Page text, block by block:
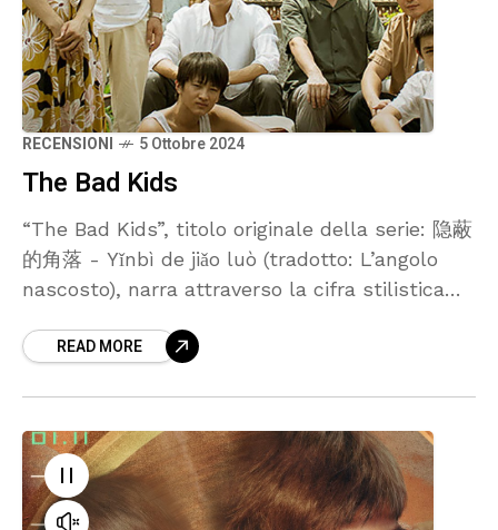
RECENSIONI 5 Ottobre 2024
The Bad Kids
“The Bad Kids”, titolo originale della serie: 隐蔽
的角落 - Yǐnbì de jiǎo luò (tradotto: L’angolo
nascosto), narra attraverso la cifra stilistica
un orfanatrofio che tornano nel paesino natale
denaro per un nobile scopo (la motivazione si
scoprirà durante lo sviluppo della serie).
READ MORE